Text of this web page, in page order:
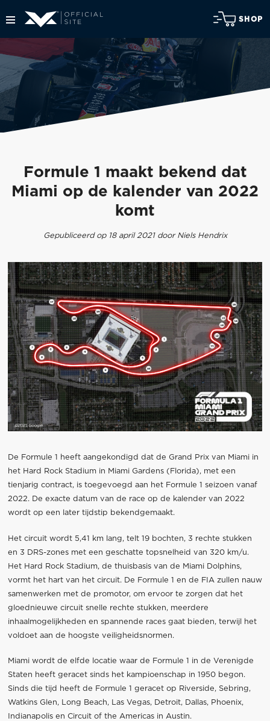
SHOP
Formule 1 maakt bekend dat
Miami op de kalender van 2022
komt
Gepubliceerd op 18 april 2021 door Niels Hendrix
De Formule 1 heeft aangekondigd dat de Grand Prix van Miami in
het Hard Rock Stadium in Miami Gardens (Florida), met een
tienjarig contract, is toegevoegd aan het Formule 1 seizoen vanaf
2022. De exacte datum van de race op de kalender van 2022
wordt op een later tijdstip bekendgemaakt.
Het circuit wordt 5,41 km lang, telt 19 bochten, 3 rechte stukken
en 3 DRS-zones met een geschatte topsnelheid van 320 km/u.
Het Hard Rock Stadium, de thuisbasis van de Miami Dolphins,
vormt het hart van het circuit. De Formule 1 en de FIA ​​zullen nauw
samenwerken met de promotor, om ervoor te zorgen dat het
gloednieuwe circuit snelle rechte stukken, meerdere
inhaalmogelijkheden en spannende races gaat bieden, terwijl het
voldoet aan de hoogste veiligheidsnormen.
Miami wordt de elfde locatie waar de Formule 1 in de Verenigde
Staten heeft geracet sinds het kampioenschap in 1950 begon.
Sinds die tijd heeft de Formule 1 geracet op Riverside, Sebring,
Watkins Glen, Long Beach, Las Vegas, Detroit, Dallas, Phoenix,
Indianapolis en Circuit of the Americas in Austin.